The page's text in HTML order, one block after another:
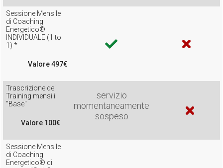
Sessione Mensile
di Coaching
Energetico®
INDIVIDUALE (1 to
1) *
Valore 497€
Trascrizione dei
Training mensili
"Base"
Valore 100€
servizio
momentaneamente
sospeso
Sessione Mensile
di Coaching
Energetico® di